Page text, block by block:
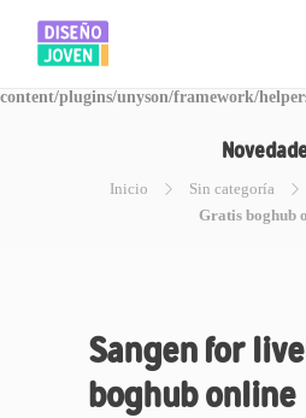
Warning: Invalid argument supplied for
/www/disegnojoven.com.ar/htdocs/wp-
content/plugins/unyson/framework/
Inicio Sin categoría
Gratis boghub
Sangen for
boghub online